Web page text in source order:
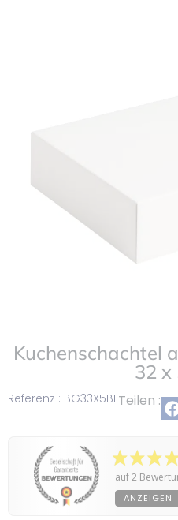
Referenz : BG33X5BLTeilen :
Kuchenschachtel
32 x
auf 2
ANZEIGEN